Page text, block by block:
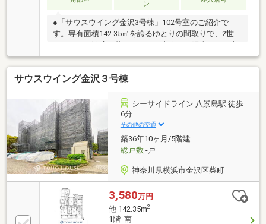
ン
●「サウスウイング金沢3号棟」102号室のご紹介で
す。専有面積142.35㎡を誇るゆとりの間取りで、2世帯
でのんびり快適に暮らせます。南向きで陽当たりが良
く、38.79㎡の広いバルコニーや専用庭も魅力。金沢シ
ーサイドライン「八景島」駅まで徒歩約6分と駅チカ
で、海や緑を感じられる心地よい住環境です。南側の
テラスから行き来可能です。 団地内に広場や近隣に
郵便局あり♪八景島シーパラダイスや海の公園まで徒
歩移動可能♪釣りやビーチバレーなどマリンレジャー
が盛んです。
サウスウイング金沢３号棟
シーサイドライン 八景島駅 徒歩
6分
その他の交通
築36年10ヶ月/5階建
総戸数-戸
神奈川県横浜市金沢区柴町
3,580万円
他 142.35m2
1階 南